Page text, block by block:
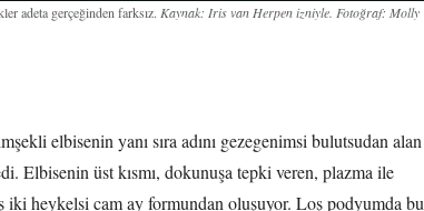
adeta gerçeğinden farksız. Kaynak: Iris van Herpen izniyle. Fotoğraf: Molly
elbisenin yanı sıra adını gezegenimsi bulutsudan alan
Elbisenin üst kısmı, dokunuşa tepki veren, plazma ile
heykelsi cam ay formundan oluşuyor. Loş podyumda bu